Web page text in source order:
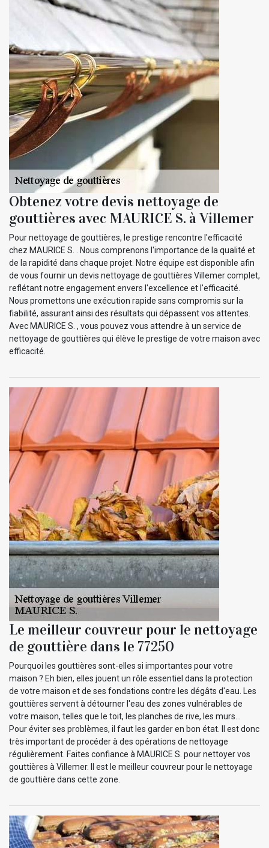
Obtenez votre devis nettoyage de
gouttières avec MAURICE S. à Villemer
Pour nettoyage de gouttières, le prestige rencontre l'efficacité
chez MAURICE S. . Nous comprenons l'importance de la qualité et
de la rapidité dans chaque projet. Notre équipe est disponible afin
de vous fournir un devis nettoyage de gouttières Villemer complet,
reflétant notre engagement envers l'excellence et l'efficacité.
Nous promettons une exécution rapide sans compromis sur la
fiabilité, assurant ainsi des résultats qui dépassent vos attentes.
Avec MAURICE S. , vous pouvez vous attendre à un service de
nettoyage de gouttières qui élève le prestige de votre maison avec
efficacité.
Le meilleur couvreur pour le nettoyage
de gouttière dans le 77250
Pourquoi les gouttières sont-elles si importantes pour votre
maison ? Eh bien, elles jouent un rôle essentiel dans la protection
de votre maison et de ses fondations contre les dégâts d'eau. Les
gouttières servent à détourner l'eau des zones vulnérables de
votre maison, telles que le toit, les planches de rive, les murs…
Pour éviter ses problèmes, il faut les garder en bon état. Il est donc
très important de procéder à des opérations de nettoyage
régulièrement. Faites confiance à MAURICE S. pour nettoyer vos
gouttières à Villemer. Il est le meilleur couvreur pour le nettoyage
de gouttière dans cette zone.